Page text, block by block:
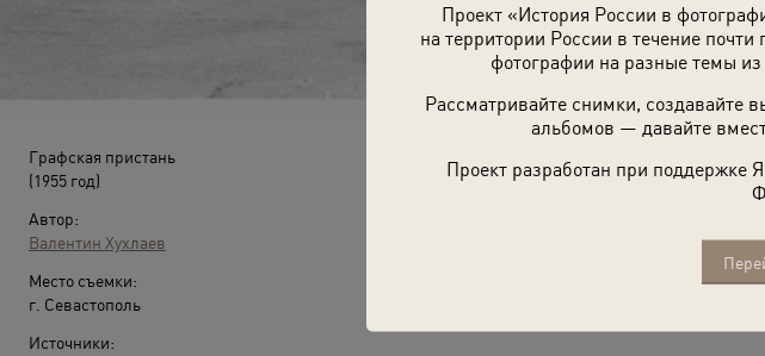
Проект «История России в
на территории России в течение почти
фотографии на разные темы
Рассматривайте снимки, создавайте
альбомов — давайте
Проект разработан при поддержке
Графская пристань
(1955 год)
Автор:
Валентин Хухлаев
Место съемки:
г. Севастополь
Источники: